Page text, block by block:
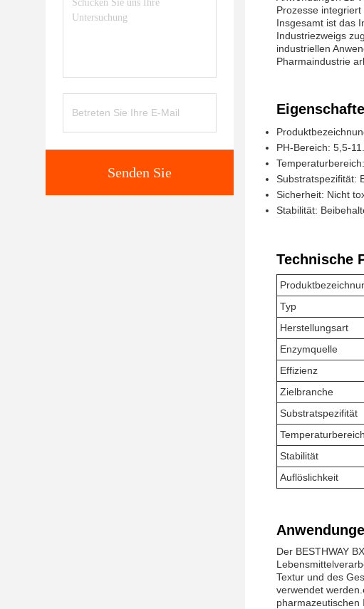
Senden Sie
Prozesse integriert
Insgesamt ist das
Industriezweigs
industriellen
Pharmaindustrie
PH-Bereich: 5,5-
Substratspezifität:
Sicherheit: Nicht
Stabilität:
Technische
Typ
Herstellungsart
Enzymquelle
Effizienz
Zielbranche
Substratspezifität
Temperaturbereich
Stabilität
Auflöslichkeit
Der BESTHWAY
Textur und des
verwendet
pharmazeutischen